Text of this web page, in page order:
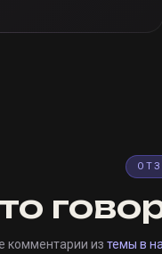
комментарии из темы в